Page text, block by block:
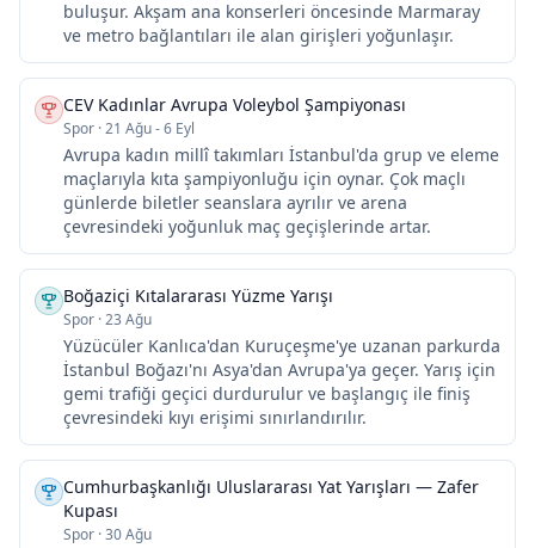
buluşur. Akşam ana konserleri öncesinde Marmaray
ve metro bağlantıları ile alan girişleri yoğunlaşır.
CEV Kadınlar Avrupa Voleybol Şampiyonası
Spor ·21 Ağu - 6 Eyl
Avrupa kadın millî takımları İstanbul'da grup ve eleme
maçlarıyla kıta şampiyonluğu için oynar. Çok maçlı
günlerde biletler seanslara ayrılır ve arena
çevresindeki yoğunluk maç geçişlerinde artar.
Boğaziçi Kıtalararası Yüzme Yarışı
Spor ·23 Ağu
Yüzücüler Kanlıca'dan Kuruçeşme'ye uzanan parkurda
İstanbul Boğazı'nı Asya'dan Avrupa'ya geçer. Yarış için
gemi trafiği geçici durdurulur ve başlangıç ile finiş
çevresindeki kıyı erişimi sınırlandırılır.
Cumhurbaşkanlığı Uluslararası Yat Yarışları — Zafer
Kupası
Spor ·30 Ağu